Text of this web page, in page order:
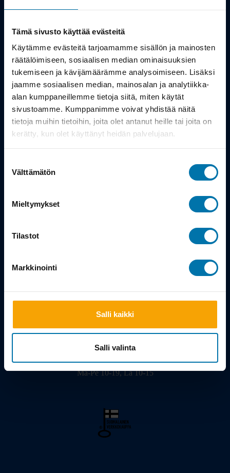
Tämä sivusto käyttää evästeitä
Käytämme evästeitä tarjoamamme sisällön ja mainosten
räätälöimiseen, sosiaalisen median ominaisuuksien
tukemiseen ja kävijämäärämme analysoimiseen. Lisäksi
jaamme sosiaalisen median, mainosalan ja analytiikka-
alan kumppaneillemme tietoja siitä, miten käytät
sivustoamme. Kumppanimme voivat yhdistää näitä
tietoja muihin tietoihin, joita olet antanut heille tai joita on
kerätty, kun olet käyttänyt heidän palvelujaan.
valinta
Välttämätön
Mieltymykset
Tilastot
Markkinointi
Salli kaikki
Salli valinta
Kauppa
Työsuhdepyörä
Info
Toimitus
Viilarinkatu 3, 20320 Turku
02 - 2322675
Myymälä avoinna:
Ma-Pe 10-19, La 10-15